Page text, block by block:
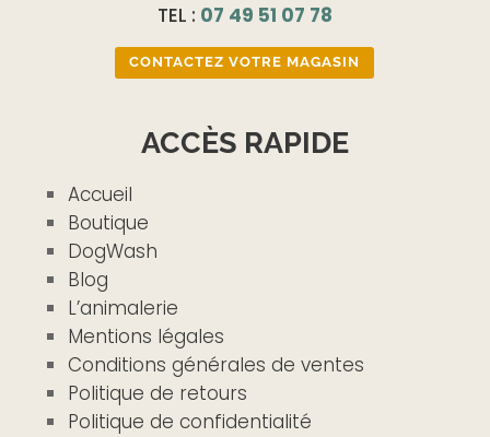
TEL : 07 49 51 07 78
CONTACTEZ VOTRE MAGASIN
ACCÈS RAPIDE
Accueil
Boutique
DogWash
Blog
L’animalerie
Mentions légales
Conditions générales de ventes
Politique de retours
Politique de confidentialité